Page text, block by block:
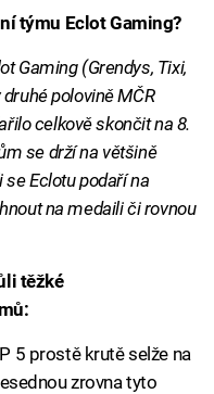
týmu Eclot Gaming?
Gaming (Grendys, Tixi,
polovině MČR
celkově skončit na 8.
se drží na většině
se Eclotu podaří na
na medaili či rovnou
těžké
5 prostě krutě selže na
zrovna tyto